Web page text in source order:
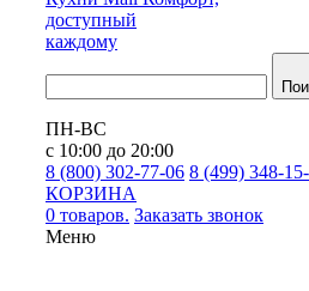
доступный
каждому
ПН-ВС
с 10:00 до 20:00
8 (800) 302-77-06 8 (499) 348-15-
КОРЗИНА
0 товаров. Заказать звонок
Меню